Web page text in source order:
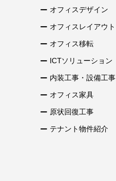
オフィスデザイン
オフィスレイアウト
オフィス移転
ICTソリューション
内装工事・設備工事
オフィス家具
原状回復工事
テナント物件紹介